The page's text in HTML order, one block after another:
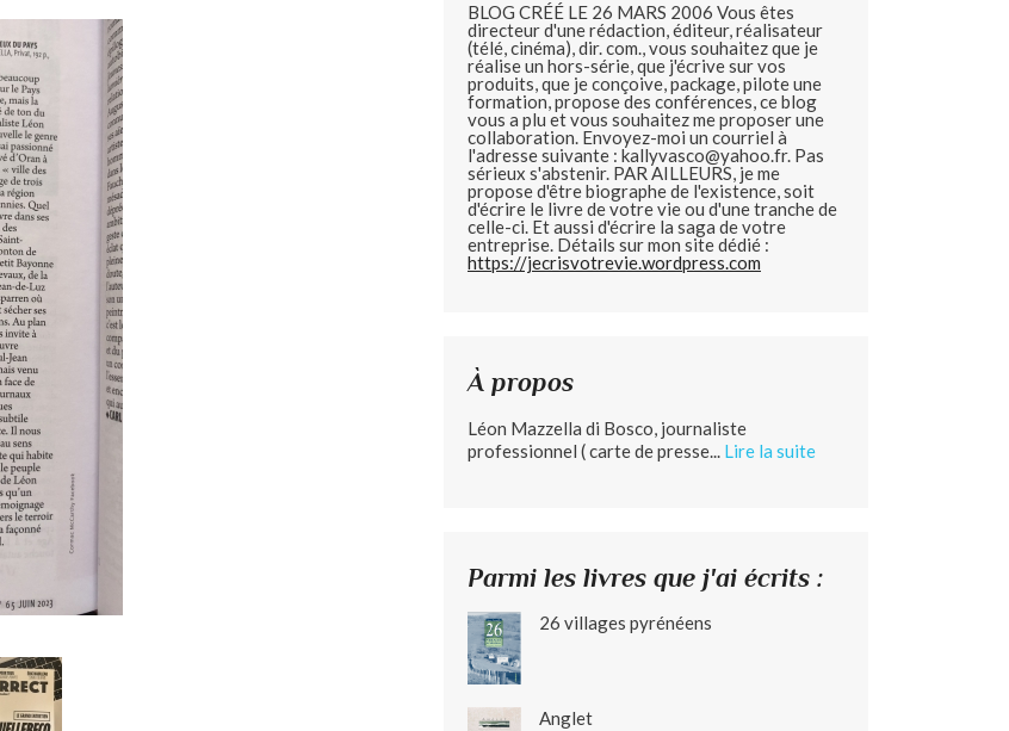
BLOG CRÉÉ LE 26 MARS 2006 Vous êtes
directeur d'une rédaction, éditeur, réalisateur
(télé, cinéma), dir. com., vous souhaitez que je
réalise un hors-série, que j'écrive sur vos
produits, que je conçoive, package, pilote une
formation, propose des conférences, ce blog
vous a plu et vous souhaitez me proposer une
collaboration. Envoyez-moi un courriel à
l'adresse suivante : kallyvasco@yahoo.fr. Pas
sérieux s'abstenir. PAR AILLEURS, je me
propose d'être biographe de l'existence, soit
d'écrire le livre de votre vie ou d'une tranche de
celle-ci. Et aussi d'écrire la saga de votre
entreprise. Détails sur mon site dédié :
https://jecrisvotrevie.wordpress.com
À propos
Léon Mazzella di Bosco, journaliste
professionnel ( carte de presse... Lire la suite
Parmi les livres que j'ai écrits :
26 villages pyrénéens
Anglet